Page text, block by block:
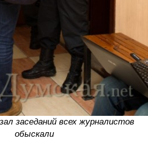
заседаний всех журналистов
обыскали